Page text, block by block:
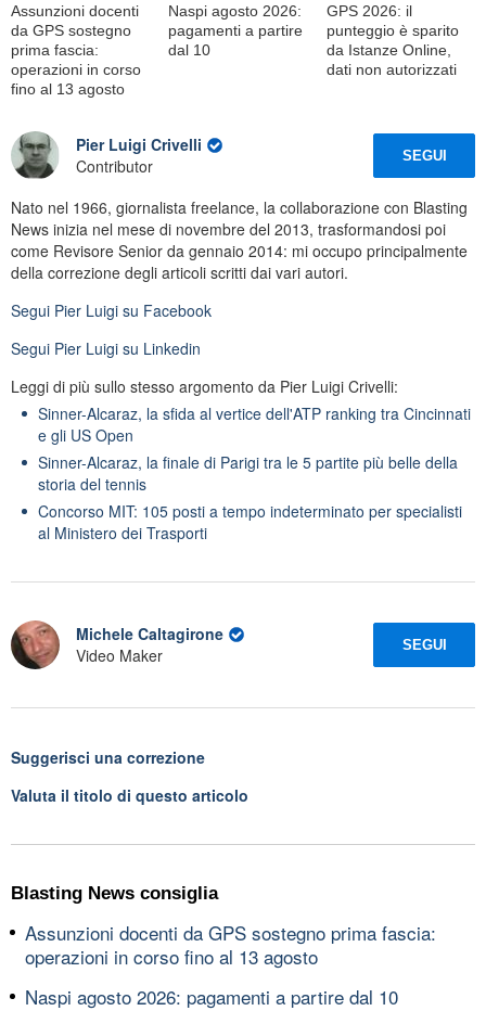
Assunzioni docenti
da GPS sostegno
prima fascia:
operazioni in corso
fino al 13 agosto
Naspi agosto 2026:
pagamenti a partire
dal 10
GPS 2026: il
punteggio è sparito
da Istanze Online,
dati non autorizzati
Pier Luigi Crivelli
Contributor
SEGUI
Nato nel 1966, giornalista freelance, la collaborazione con Blasting
News inizia nel mese di novembre del 2013, trasformandosi poi
come Revisore Senior da gennaio 2014: mi occupo principalmente
della correzione degli articoli scritti dai vari autori.
Segui Pier Luigi su Facebook
Segui Pier Luigi su Linkedin
Leggi di più sullo stesso argomento da Pier Luigi Crivelli:
Sinner-Alcaraz, la sfida al vertice dell'ATP ranking tra Cincinnati
e gli US Open
Sinner-Alcaraz, la finale di Parigi tra le 5 partite più belle della
storia del tennis
Concorso MIT: 105 posti a tempo indeterminato per specialisti
al Ministero dei Trasporti
Michele Caltagirone
Video Maker
SEGUI
Suggerisci una correzione
Valuta il titolo di questo articolo
Blasting News consiglia
Assunzioni docenti da GPS sostegno prima fascia:
operazioni in corso fino al 13 agosto
Naspi agosto 2026: pagamenti a partire dal 10